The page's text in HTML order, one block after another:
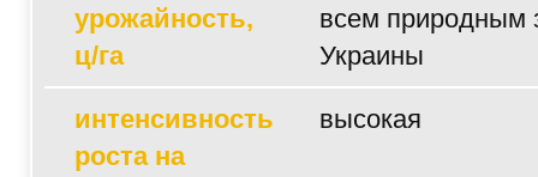
урожайность,
ц/га
всем природным
Украины
интенсивность
роста на
высокая